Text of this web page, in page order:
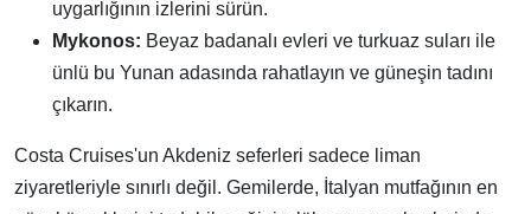
uygarlığının izlerini sürün.
Mykonos: Beyaz badanalı evleri ve turkuaz suları ile
ünlü bu Yunan adasında rahatlayın ve güneşin tadını
çıkarın.
Costa Cruises'un Akdeniz seferleri sadece liman
ziyaretleriyle sınırlı değil. Gemilerde, İtalyan mutfağının en